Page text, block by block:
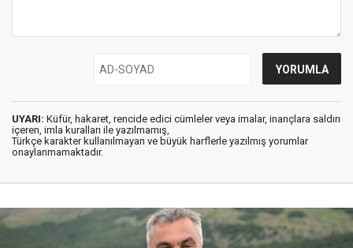
UYARI: Küfür, hakaret, rencide edici cümleler veya imalar, inançlara saldırı
içeren, imla kuralları ile yazılmamış,
Türkçe karakter kullanılmayan ve büyük harflerle yazılmış yorumlar
onaylanmamaktadır.